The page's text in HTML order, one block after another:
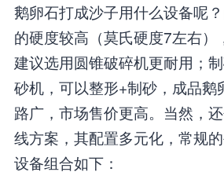
鹅卵石打成沙子用什么设备呢
的硬度较高（莫氏硬度7左右）
建议选用圆锥破碎机更耐用；
砂机，可以整形+制砂，成品鹅
路广，市场售价更高。当然，
线方案，其配置多元化，常规
设备组合如下：